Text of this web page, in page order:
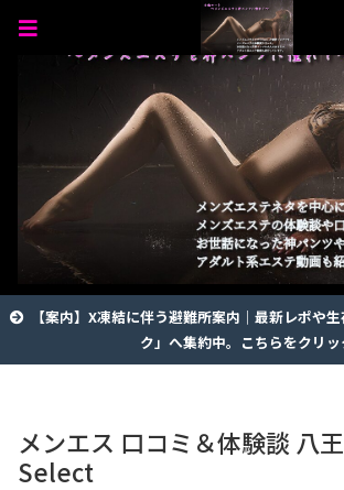
【案内】X凍結に伴う避難所案内｜最新レポや
ク」へ集約中。こちらをクリッ
メンエス 口コミ＆体験談 八
Select